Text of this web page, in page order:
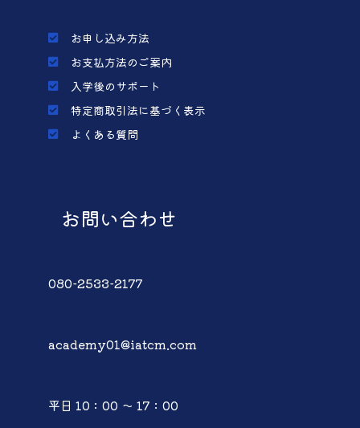
お申し込み方法
お支払方法のご案内
入学後のサポート
特定商取引法に基づく表示
よくある質問
お問い合わせ
080-2533-2177
academy01@iatcm.com
平日 10：00 ～ 17：00